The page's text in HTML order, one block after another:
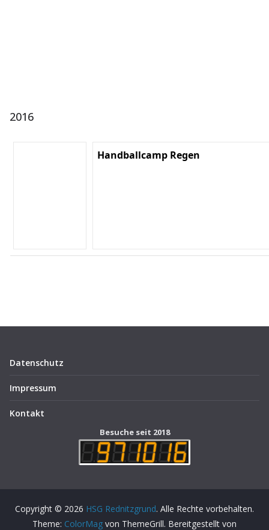
2016
Handballcamp Regen
Datenschutz
Impressum
Kontakt
Besuche seit 2018
Copyright © 2026 HSG Rednitzgrund. Alle Rechte vorbehalten.
Theme: ColorMag von ThemeGrill. Bereitgestellt von